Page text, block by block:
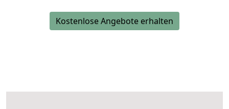
Kostenlose Angebote erhalten